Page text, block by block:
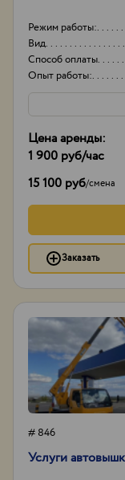
Режим работы:
Вид
Способ оплаты
Опыт работы:
Цена аренды:
1 900 руб/час
15 100 руб/смена
Заказать
# 846
Услуги